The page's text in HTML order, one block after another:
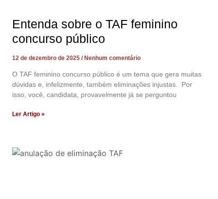
Entenda sobre o TAF feminino
concurso público
12 de dezembro de 2025 Nenhum comentário
O TAF feminino concurso público é um tema que gera muitas
dúvidas e, infelizmente, também eliminações injustas. Por
isso, você, candidata, provavelmente já se perguntou
Ler Artigo »